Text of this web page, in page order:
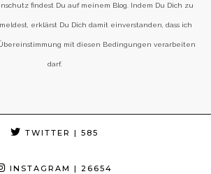
findest Du auf meinem Blog. Indem Du Dich zu
erklärst Du Dich damit einverstanden, dass ich
mit diesen Bedingungen verarbeiten
darf.
TWITTER | 585
INSTAGRAM | 26654